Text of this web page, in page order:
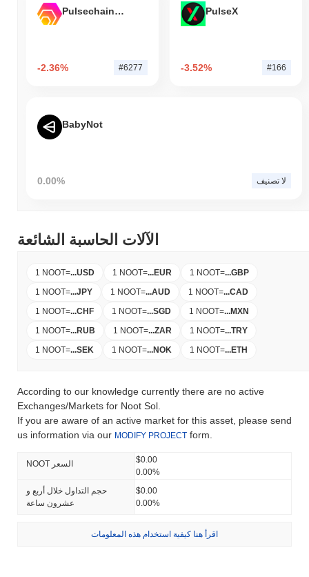
Pulsechain Bridged HEX (Pulsechain)
-2.36% #6277
PulseX
-3.52% #166
BabyNot
0.00% لا تصنيف
الآلات الحاسبة الشائعة
1 NOOT=...USD 1 NOOT=...EUR 1 NOOT=...GBP
1 NOOT=...JPY 1 NOOT=...AUD 1 NOOT=...CAD
1 NOOT=...CHF 1 NOOT=...SGD 1 NOOT=...MXN
1 NOOT=...RUB 1 NOOT=...ZAR 1 NOOT=...TRY
1 NOOT=...SEK 1 NOOT=...NOK 1 NOOT=...ETH
According to our knowledge currently there are no active
Exchanges/Markets for Noot Sol.
If you are aware of an active market for this asset, please send
us information via our MODIFY PROJECT form.
NOOT السعر
$0.00
0.00%
حجم التداول خلال أربع و
عشرون ساعة
$0.00
0.00%
اقرأ هنا كيفية استخدام هذه المعلومات